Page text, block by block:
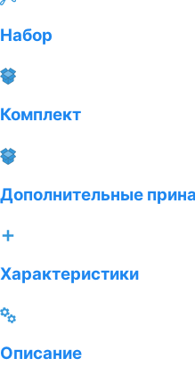
Набор
Комплект
Дополнительные
Характеристики
Описание